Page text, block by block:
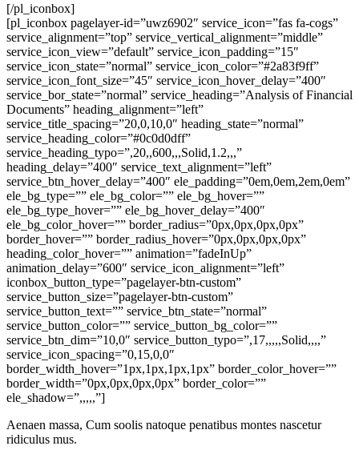
[/pl_iconbox]
[pl_iconbox pagelayer-id=”uwz6902″ service_icon=”fas fa-cogs”
service_alignment=”top” service_vertical_alignment=”middle”
service_icon_view=”default” service_icon_padding=”15″
service_icon_state=”normal” service_icon_color=”#2a83f9ff”
service_icon_font_size=”45″ service_icon_hover_delay=”400″
service_bor_state=”normal” service_heading=”Analysis of Financial
Documents” heading_alignment=”left”
service_title_spacing=”20,0,10,0″ heading_state=”normal”
service_heading_color=”#0c0d0dff”
service_heading_typo=”,20,,600,,,Solid,1.2,,,”
heading_delay=”400″ service_text_alignment=”left”
service_btn_hover_delay=”400″ ele_padding=”0em,0em,2em,0em”
ele_bg_type=”” ele_bg_color=”” ele_bg_hover=””
ele_bg_type_hover=”” ele_bg_hover_delay=”400″
ele_bg_color_hover=”” border_radius=”0px,0px,0px,0px”
border_hover=”” border_radius_hover=”0px,0px,0px,0px”
heading_color_hover=”” animation=”fadeInUp”
animation_delay=”600″ service_icon_alignment=”left”
iconbox_button_type=”pagelayer-btn-custom”
service_button_size=”pagelayer-btn-custom”
service_button_text=”” service_btn_state=”normal”
service_button_color=”” service_button_bg_color=””
service_btn_dim=”10,0″ service_button_typo=”,17,,,,,Solid,,,,”
service_icon_spacing=”0,15,0,0″
border_width_hover=”1px,1px,1px,1px” border_color_hover=””
border_width=”0px,0px,0px,0px” border_color=””
ele_shadow=”,,,,,”]
Aenaen massa, Cum soolis natoque penatibus montes nascetur
ridiculus mus.